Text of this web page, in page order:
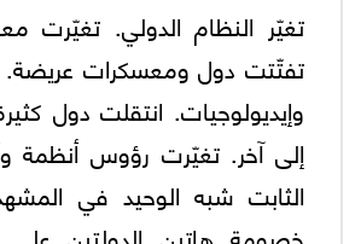
تغيّر النظام الدولي. تغيّرت
تفتّتت دول ومعسكرات عريضة.
وإيديولوجيات. انتقلت دول
إلى آخر. تغيّرت رؤوس أنظمة
الثابت شبه الوحيد في